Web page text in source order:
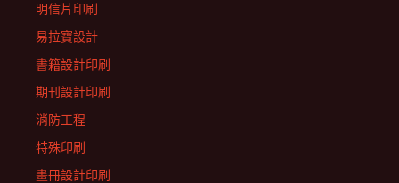
明信片印刷
易拉寶設計
書籍設計印刷
期刊設計印刷
消防工程
特殊印刷
畫冊設計印刷